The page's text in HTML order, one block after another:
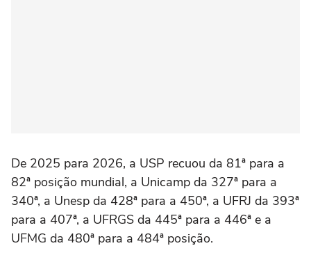
De 2025 para 2026, a USP recuou da 81ª para a
82ª posição mundial, a Unicamp da 327ª para a
340ª, a Unesp da 428ª para a 450ª, a UFRJ da 393ª
para a 407ª, a UFRGS da 445ª para a 446ª e a
UFMG da 480ª para a 484ª posição.